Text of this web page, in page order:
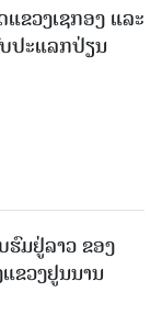
ຂວງເຊກອງ ແລະ
ປະແລກປ່ຽນ
ມຢູ່ລາວ ຂອງ
ຂວງຢູນນານ